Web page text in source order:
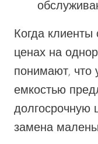
Когда
ценах на
понимают, что
емкостью
долгосрочную
замена